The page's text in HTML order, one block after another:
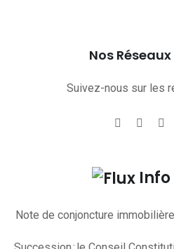
Nos
Suivez-nous sur les
Note de conjoncture